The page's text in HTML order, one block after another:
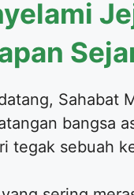
Sahabat
bangsa
tegak sebuah